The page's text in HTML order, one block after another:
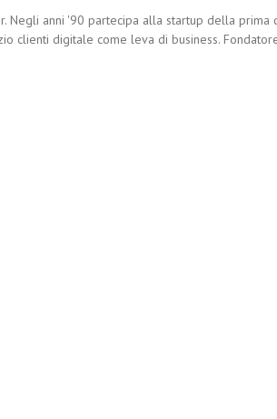
Negli anni '90 partecipa alla startup della
clienti digitale come leva di business.